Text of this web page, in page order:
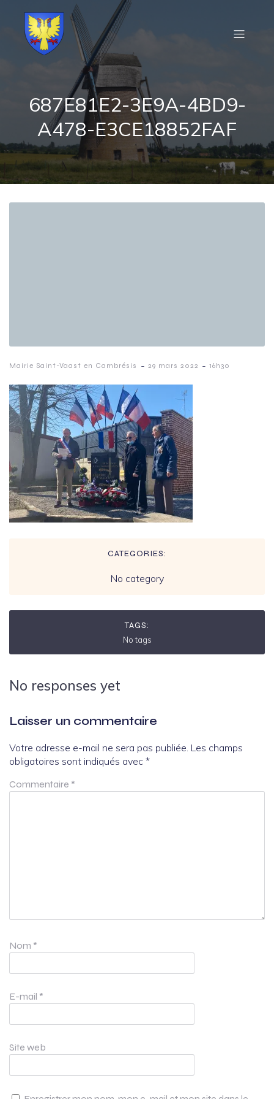
687E81E2-3E9A-4BD9-
A478-E3CE18852FAF
Mairie Saint-Vaast en Cambrésis - 29 mars 2022 - 16h30
CATEGORIES:
No category
TAGS:
No tags
No responses yet
Laisser un commentaire
Votre adresse e-mail ne sera pas publiée. Les champs
obligatoires sont indiqués avec *
Commentaire *
Nom *
E-mail *
Site web